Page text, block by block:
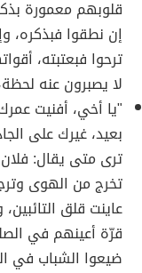
قلوبهم معمورة
إن نطقوا فبذكره،
ترحوا فبعتبته،
لا يصبرون عنه
"يا أخي، أفنيت
بعيد، غيرك على
ترى متى يقال:
تخرج من الهوى
عاينت قلق
قرّة أعينهم في
ضيعوا الشباب في